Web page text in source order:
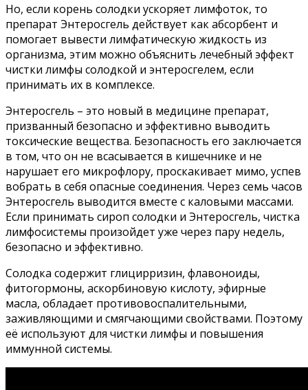
Но, если корень солодки ускоряет лимфоток, то
препарат Энтеросгель действует как абсорбент и
помогает вывести лимфатическую жидкость из
организма, этим можно объяснить лечебный эффект
чистки лимфы солодкой и энтеросгелем, если
принимать их в комплексе.
Энтеросгель – это новый в медицине препарат,
призванный безопасно и эффективно выводить
токсические вещества. Безопасность его заключается
в том, что он не всасывается в кишечнике и не
нарушает его микрофлору, проскакивает мимо, успев
вобрать в себя опасные соединения. Через семь часов
Энтеросгель выводится вместе с каловыми массами.
Если принимать сироп солодки и Энтеросгель, чистка
лимфосистемы произойдет уже через пару недель,
безопасно и эффективно.
Солодка содержит глицирризин, флавоноиды,
фитогормоны, аскорбиновую кислоту, эфирные
масла, обладает противовоспалительными,
заживляющими и смягчающими свойствами. Поэтому
её используют для чистки лимфы и повышения
иммунной системы.